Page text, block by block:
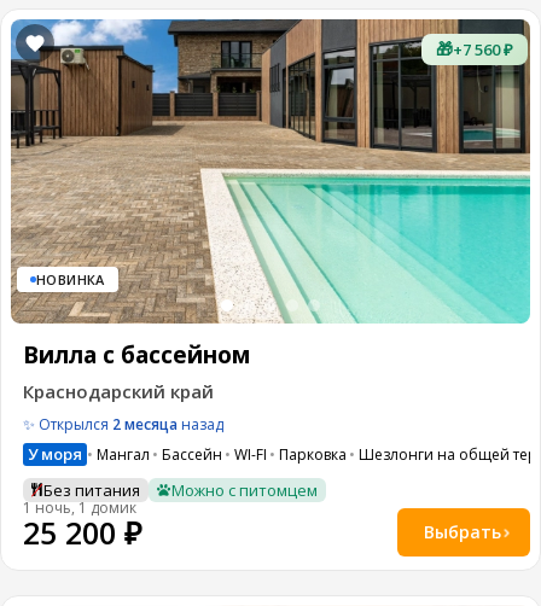
🎁+7 560 ₽
НОВИНКА
Вилла с бассейном
Краснодарский край
✨ Открылся 2 месяца назад
У моря Мангал Бассейн WI-FI Парковка Шезлонги на общей
Без питания Можно с питомцем
1 ночь, 1 домик
25 200 ₽ Выбрать